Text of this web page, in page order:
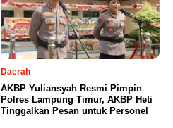
Daerah
AKBP Yuliansyah Resmi Pimpin
Polres Lampung Timur, AKBP Heti
Tinggalkan Pesan untuk Personel